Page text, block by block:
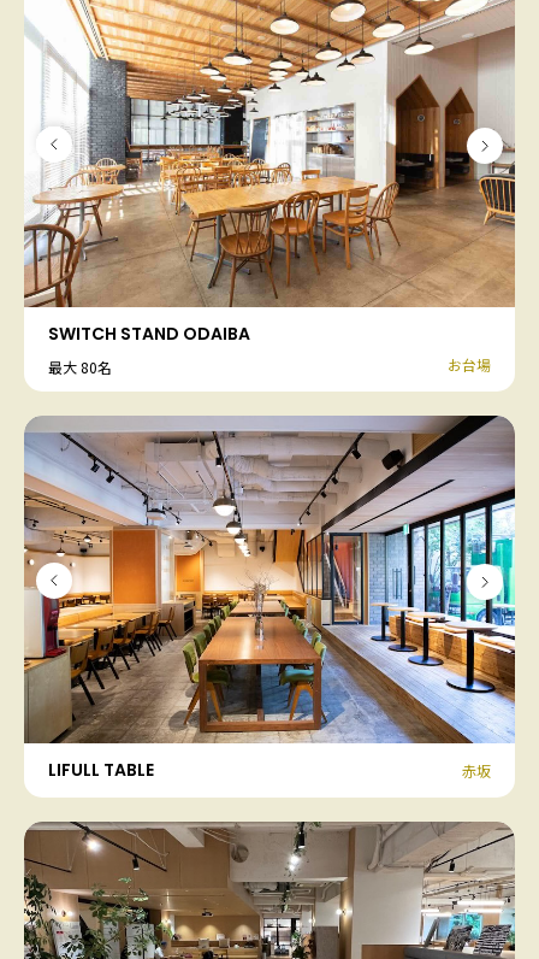
SWITCH STAND ODAIBA
最大 80名 お台場
LIFULL TABLE 赤坂